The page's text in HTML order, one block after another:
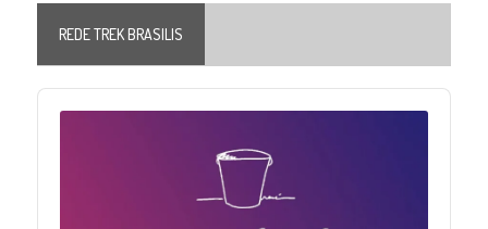
REDE TREK BRASILIS
Audio
Player